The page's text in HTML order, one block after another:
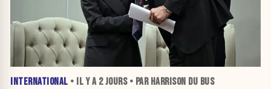
INTERNATIONAL • IL Y A 2 JOURS• PAR HARRISON DU BUS